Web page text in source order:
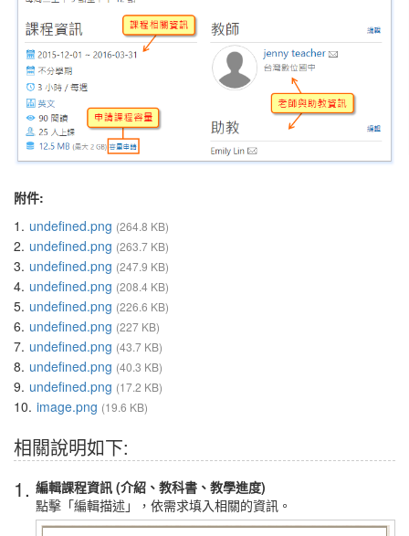
附件:
1. undefined.png (264.8 KB)
2. undefined.png (263.7 KB)
3. undefined.png (247.9 KB)
4. undefined.png (208.4 KB)
5. undefined.png (226.6 KB)
6. undefined.png (227 KB)
7. undefined.png (43.7 KB)
8. undefined.png (40.3 KB)
9. undefined.png (17.2 KB)
10. image.png (19.6 KB)
相關說明如下:
1. 編輯課程資訊 (介紹、教科書、教學進度)
點擊「編輯描述」，依需求填入相關的資訊。